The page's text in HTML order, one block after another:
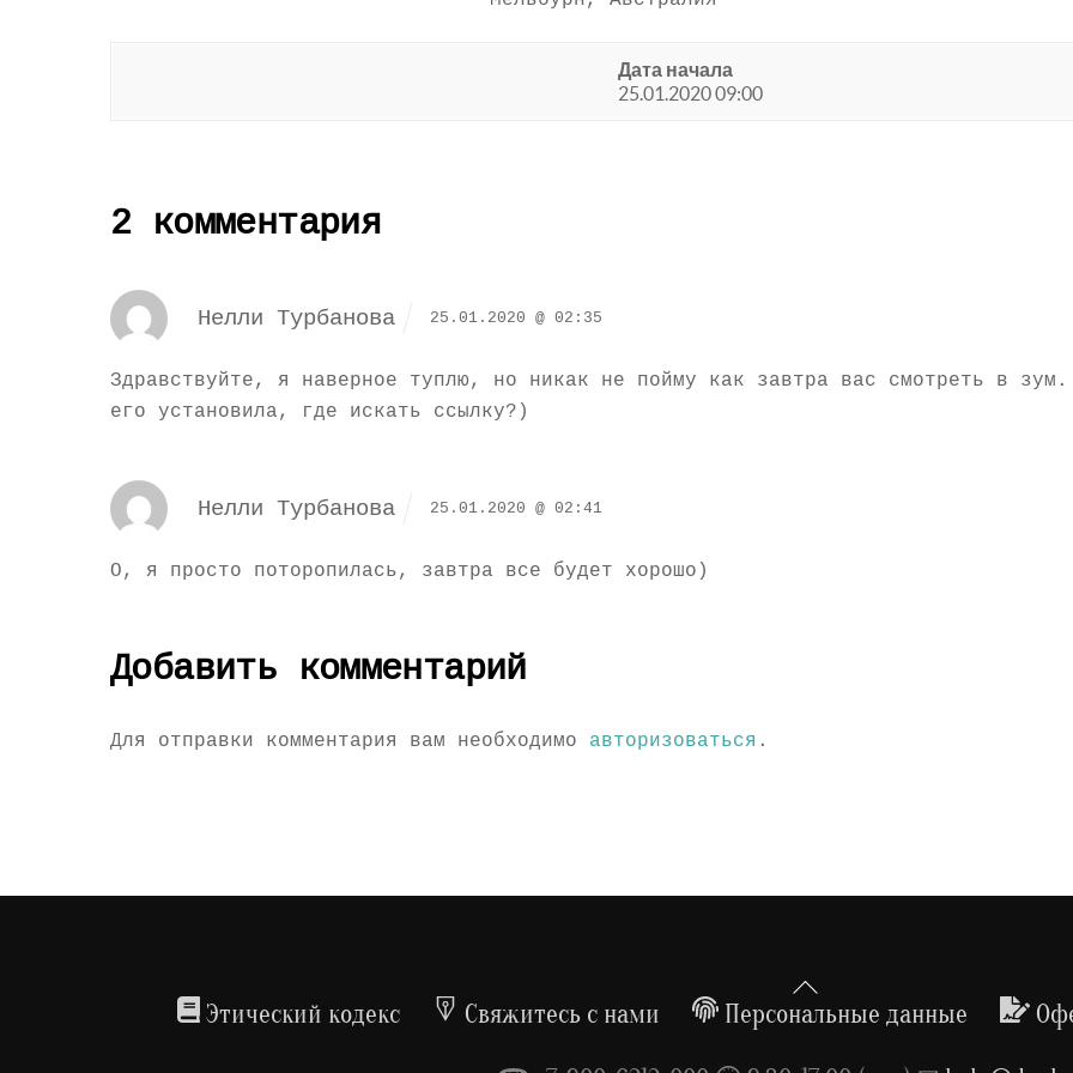
Дата начала
25.01.2020 09:00
2 комментария
Нелли Турбанова 25.01.2020 @ 02:35
Здравствуйте, я наверное туплю, но никак не пойму как завтра вас смотреть в
его установила, где искать ссылку?)
Нелли Турбанова 25.01.2020 @ 02:41
О, я просто поторопилась, завтра все будет хорошо)
Добавить комментарий
Для отправки комментария вам необходимо авторизоваться .
Back
To
Этический кодекс Свяжитесь с нами Персональные данные